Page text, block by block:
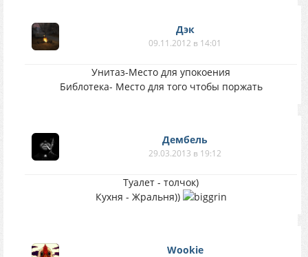
Дэк
09.11.2012 в 14:01
Унитаз-Место для упокоения
Библотека- Место для того чтобы поржать
Дембель
29.03.2013 в 19:12
Туалет - толчок)
Кухня - Жральня))
Wookie